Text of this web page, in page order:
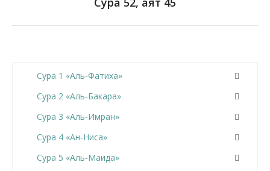
Сура 1 «Аль-Фатиха»
Сура 2 «Аль-Бакара»
Сура 3 «Аль-Имран»
Сура 4 «Ан-Ниса»
Сура 5 «Аль-Маида»